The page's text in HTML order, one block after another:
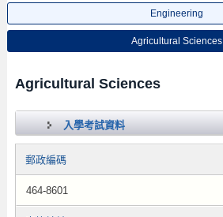
Engineering
Agricultural Sciences
Agricultural Sciences
入學考試資料
郵政編碼
464-8601